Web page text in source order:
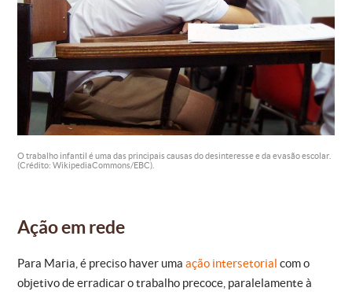
O trabalho infantil é uma das principais causas do desinteresse e da evasão escolar.
(Crédito: WikipediaCommons/EBC).
Ação em rede
Para Maria, é preciso haver uma ação intersetorial com o
objetivo de erradicar o trabalho precoce, paralelamente à